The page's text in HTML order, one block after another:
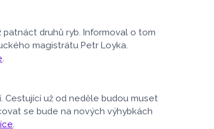
uzavřena na deset let a zajistí
dopravní obslužnost města nad
patnáct druhů ryb. Informoval o tom
magistrátu Petr Loyka.
.
Cestující už od neděle budou muset
se bude na nových výhybkách
.